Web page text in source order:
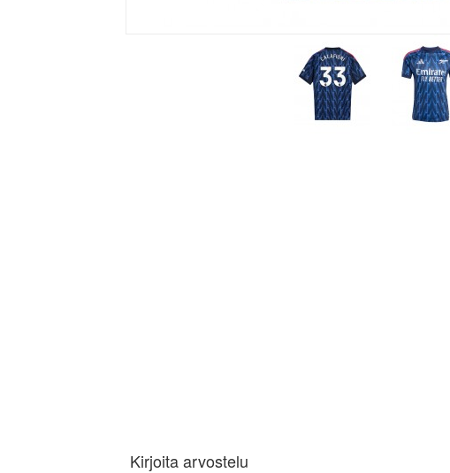
Kirjoita arvostelu